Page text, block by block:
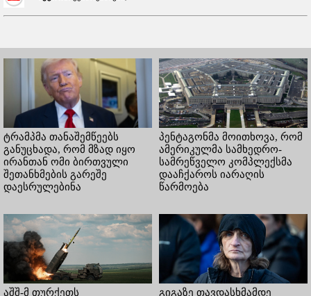
ტრამპმა თანაშემწეებს
განუცხადა, რომ მზად იყო
ირანთან ომი ბირთვული
შეთანხმების გარეშე
დაესრულებინა
პენტაგონმა მოითხოვა, რომ
ამერიკულმა სამხედრო-
სამრეწველო კომპლექსმა
დააჩქაროს იარაღის
წარმოება
აშშ-მ თურქეთს გიგაზე თავდასხმამდე